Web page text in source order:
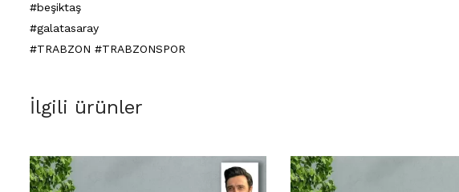
#beşiktaş
#galatasaray
#TRABZON #TRABZONSPOR
İlgili ürünler